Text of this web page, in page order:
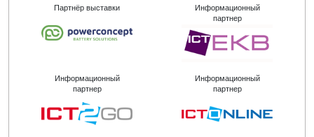
Партнёр выставки
Информационный
партнер
Информационный
партнер
Информационный
партнер